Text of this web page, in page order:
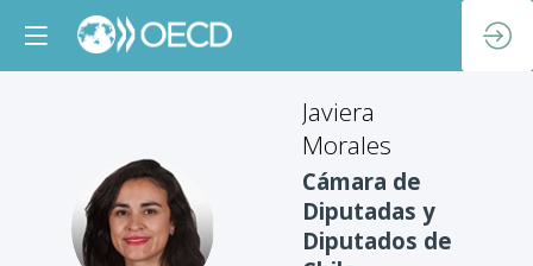
JM
Javiera
Morales
Cámara de
Diputadas y
Diputados de